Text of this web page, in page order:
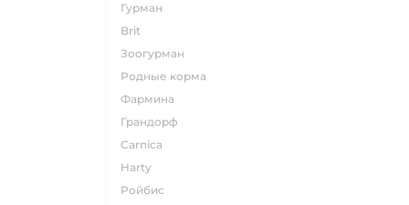
гурман
brit
зоогурман
родные корма
фармина
грандорф
carnica
harty
ройбис